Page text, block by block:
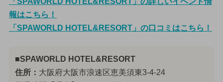
報はこちら！
「SPAWORLD HOTEL&RESORT」の口コミはこちら！
■SPAWORLD HOTEL&RESORT
住所： 大阪府大阪市浪速区恵美須東3-4-24